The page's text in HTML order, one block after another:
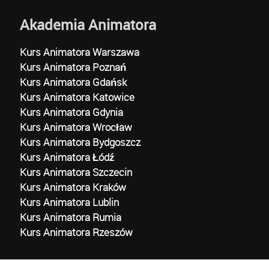
Akademia Animatora
Kurs Animatora Warszawa
Kurs Animatora Poznań
Kurs Animatora Gdańsk
Kurs Animatora Katowice
Kurs Animatora Gdynia
Kurs Animatora Wrocław
Kurs Animatora Bydgoszcz
Kurs Animatora Łódź
Kurs Animatora Szczecin
Kurs Animatora Kraków
Kurs Animatora Lublin
Kurs Animatora Rumia
Kurs Animatora Rzeszów